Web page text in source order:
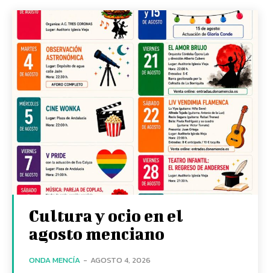
Cultura y ocio en el
agosto menciano
ONDA MENCÍA - AGOSTO 4, 2026